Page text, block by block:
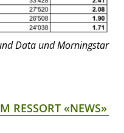
Data und Morningstar
RESSORT «NEWS»